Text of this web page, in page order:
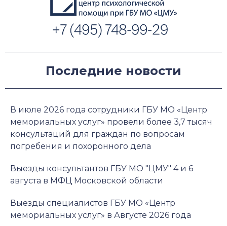
Последние новости
В июле 2026 года сотрудники ГБУ МО «Центр
мемориальных услуг» провели более 3,7 тысяч
консультаций для граждан по вопросам
погребения и похоронного дела
Выезды консультантов ГБУ МО "ЦМУ" 4 и 6
августа в МФЦ Московской области
Выезды специалистов ГБУ МО «Центр
мемориальных услуг» в Августе 2026 года